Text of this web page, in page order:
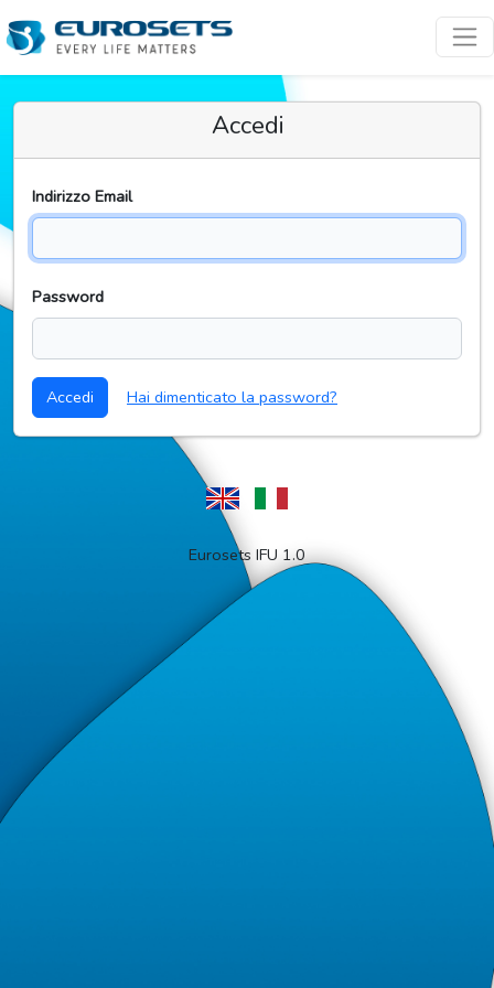
Accedi
Indirizzo Email
Password
Accedi Hai dimenticato la password?
Eurosets IFU 1.0